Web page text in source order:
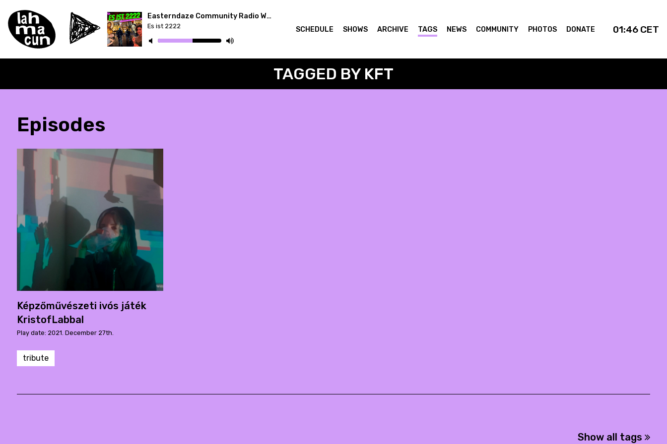
Easterndaze Community Radio Week: Lahmacun showcase
Es ist 2222 SCHEDULE SHOWS ARCHIVE TAGS NEWS COMMUNITY PHOTOS DONATE 01:46 CET
TAGGED BY KFT
Episodes
Képzőművészeti ivós játék
KristofLabbal
Play date: 2021. December 27th.
tribute
Show all tags